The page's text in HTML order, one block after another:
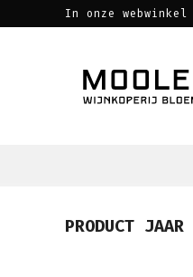
to
In onze
PRODUCT JAAR